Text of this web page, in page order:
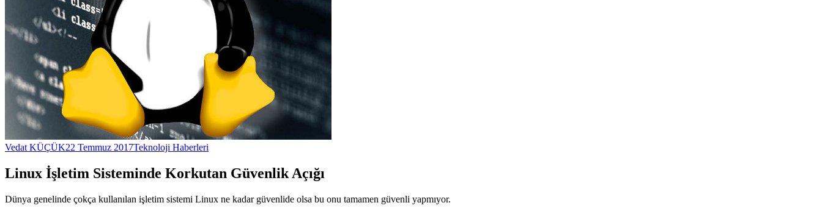
Vedat KÜÇÜK22 Temmuz 2017Teknoloji Haberleri
Linux İşletim Sisteminde Korkutan Güvenlik Açığı
Dünya genelinde çokça kullanılan işletim sistemi Linux ne kadar güvenlide olsa bu onu tamamen güvenli yapmıyor.